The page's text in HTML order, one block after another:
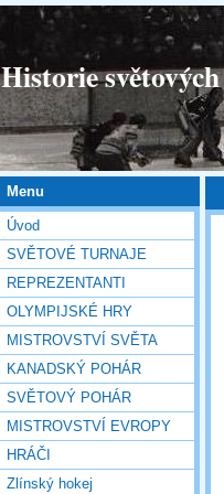
Historie
Menu
Úvod
SVĚTOVÉ TURNAJE
REPREZENTANTI
OLYMPIJSKÉ HRY
MISTROVSTVÍ SVĚTA
KANADSKÝ POHÁR
SVĚTOVÝ POHÁR
MISTROVSTVÍ EVROPY
HRÁČI
Zlínský hokej